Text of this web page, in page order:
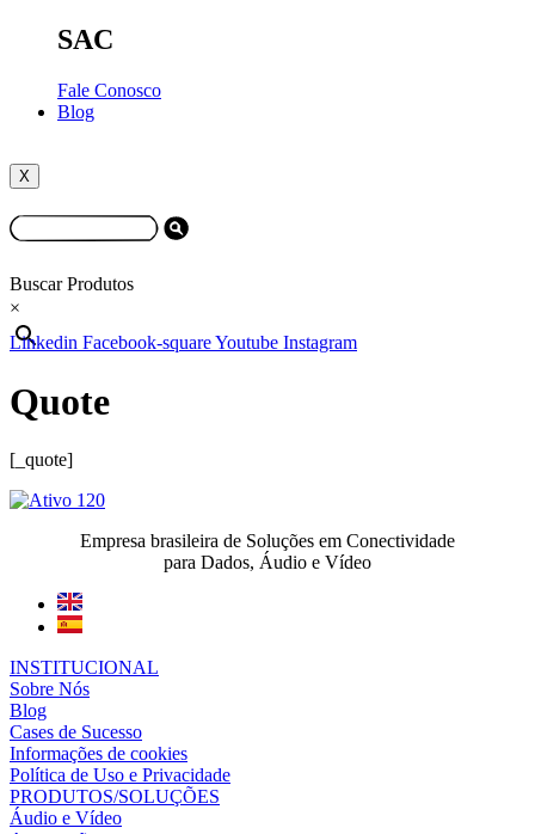
SAC
Fale Conosco
Blog
X
Buscar Produtos
×
Linkedin Facebook-squareYoutube Instagram
Quote
[_quote]
Empresa brasileira de Soluções em Conectividade
para Dados, Áudio e Vídeo
INSTITUCIONAL
Sobre Nós
Blog
Cases de Sucesso
Informações de cookies
Política de Uso e Privacidade
PRODUTOS/SOLUÇÕES
Áudio e Vídeo